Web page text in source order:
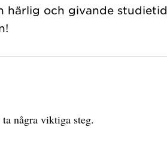
härlig och givande studietid
några viktiga steg.